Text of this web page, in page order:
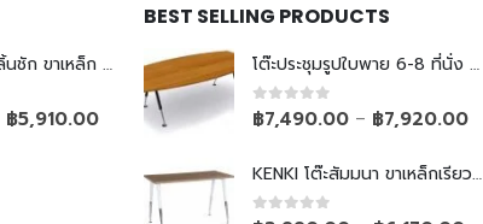
โต๊ะทำงาน ไม่มีลิ้นชัก ขาเหล็ก Top ยกลอย
฿5,910.00
BEST SELLING PRODUCTS
โต๊ะประชุมรูปใบพาย 6-8 ที่นั่ง ขาเหล็กเรียว
0out of 5
฿7,490.00 – ฿7,920.00
KENKI โต๊ะสัมมนา ขาเหล็กเรียวพับไม่ได้
0out of 5